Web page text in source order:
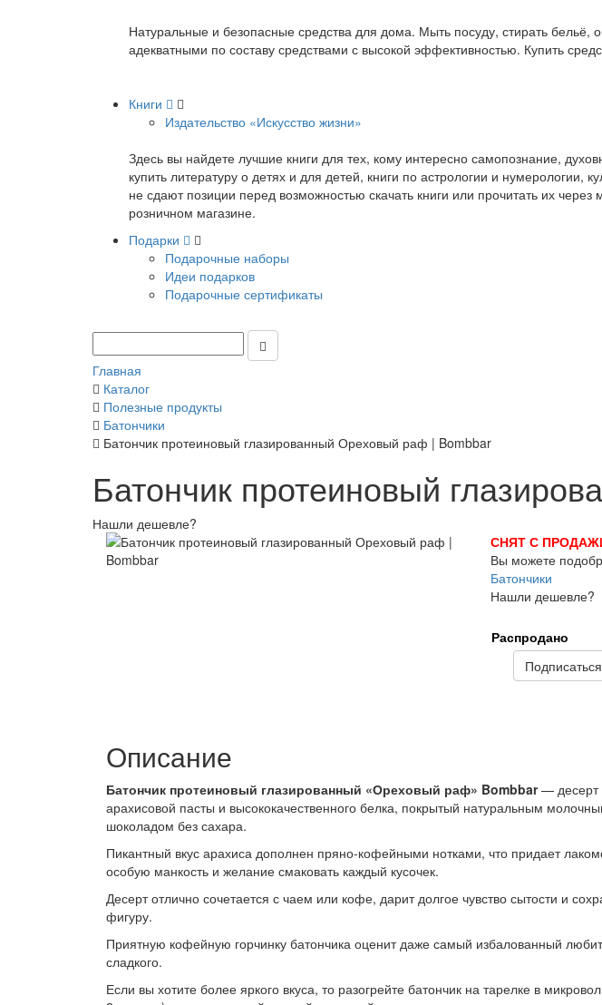
Натуральные и безопасные средства для дома. Мыть посуду, стирать
адекватными по составу средствами с высокой эффективностью. Купить
Книги
Издательство «Искусство жизни»
Здесь вы найдете лучшие книги для тех, кому интересно самопознание,
купить литературу о детях и для детей, книги по астрологии и
не сдают позиции перед возможностью скачать книги или прочитать их
розничном магазине.
Подарки
Подарочные наборы
Идеи подарков
Подарочные сертификаты
Главная
Каталог
Полезные продукты
Батончики
Батончик протеиновый глазированный Ореховый раф | Bombbar
Батончик протеиновый
Нашли дешевле?
СНЯТ С
Вы можете
Батончики
Нашли дешевле?
Распродано
Подписаться
Описание
Батончик протеиновый глазированный «Ореховый раф» Bombbar— десерт
арахисовой пасты и высококачественного белка, покрытый натуральным
шоколадом без сахара.
Пикантный вкус арахиса дополнен пряно-кофейными нотками, что придает
особую манкость и желание смаковать каждый кусочек.
Десерт отлично сочетается с чаем или кофе, дарит долгое чувство сытости и
фигуру.
Приятную кофейную горчинку батончика оценит даже самый избалованный
сладкого.
Если вы хотите более яркого вкуса, то разогрейте батончик на тарелке в